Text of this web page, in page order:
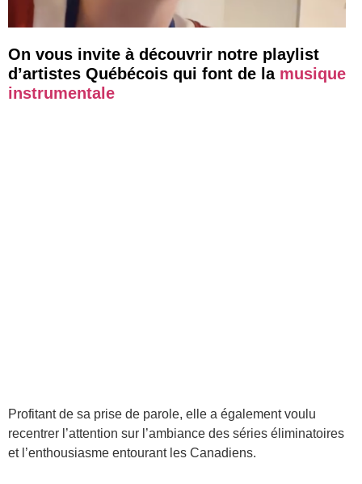
On vous invite à découvrir notre playlist
d’artistes Québécois qui font de la musique
instrumentale
Profitant de sa prise de parole, elle a également voulu
recentrer l’attention sur l’ambiance des séries éliminatoires
et l’enthousiasme entourant les Canadiens.